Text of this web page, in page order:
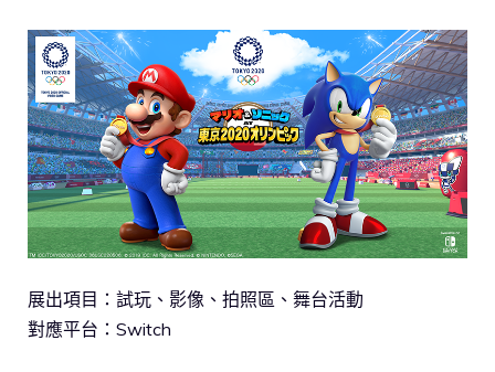
展出項目：試玩、影像、拍照區、舞台活動
對應平台：Switch